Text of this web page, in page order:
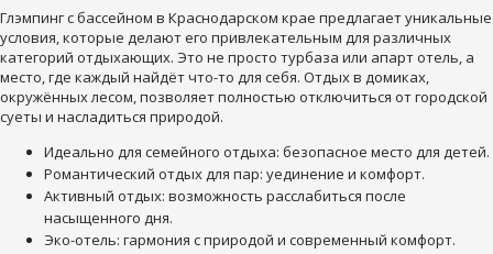
Глэмпинг с бассейном в Краснодарском крае предлагает уникальные
условия, которые делают его привлекательным для различных
категорий отдыхающих. Это не просто турбаза или апарт отель, а
место, где каждый найдёт что-то для себя. Отдых в домиках,
окружённых лесом, позволяет полностью отключиться от городской
суеты и насладиться природой.
Идеально для семейного отдыха: безопасное место для детей.
Романтический отдых для пар: уединение и комфорт.
Активный отдых: возможность расслабиться после
насыщенного дня.
Эко-отель: гармония с природой и современный комфорт.